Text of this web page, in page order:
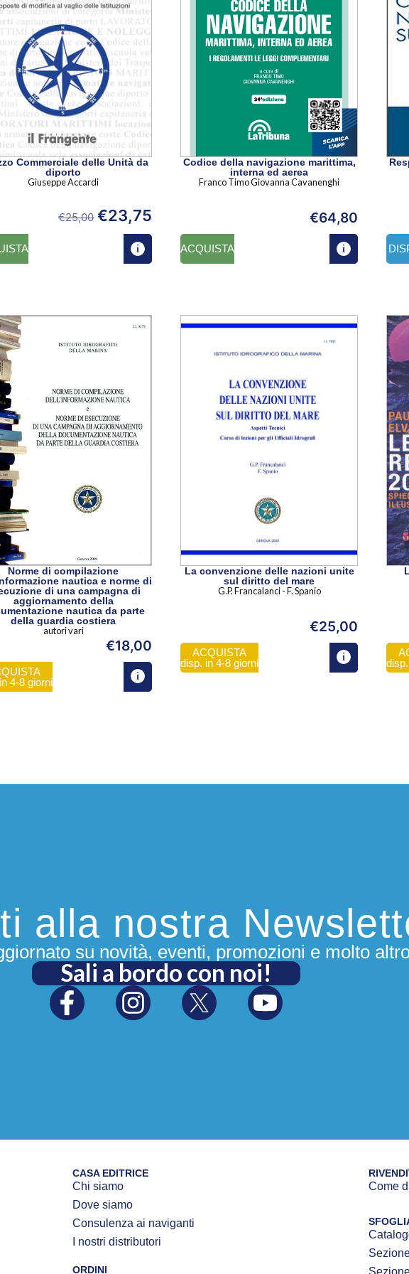
Commerciale delle Unità da
diporto
Giuseppe Accardi
€25,00 €23,75
Codice della navigazione marittima,
interna ed aerea
Franco Timo Giovanna Cavanenghi
€64,80
ACQUISTA
Norme di compilazione
nautica e norme di
di una campagna di
aggiornamento della
nautica da parte
della guardia costiera
autori vari
€18,00
4-8 giorni
La convenzione delle nazioni unite
sul diritto del mare
G.P. Francalanci - F. Spanio
€25,00
ACQUISTA
disp. in 4-8 giorni
alla nostra
su novità, eventi, promozioni e molto
Sali a bordo con noi!
CASA EDITRICE
Chi siamo
Dove siamo
Consulenza ai naviganti
I nostri distributori
ORDINI
Come